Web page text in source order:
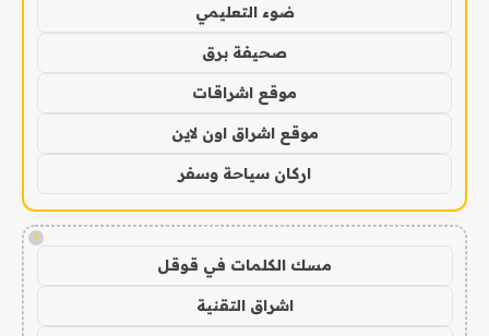
ضوء التعليمي
صحيفة برق
موقع اشراقات
موقع اشراق اون لاين
اركان سياحة وسفر
!
مسك الكلمات في قوقل
اشراق التقنية